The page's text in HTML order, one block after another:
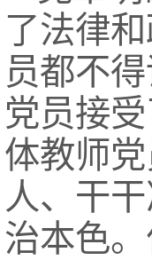
了法律
员都不
党员接
体教师
人、干
治本色